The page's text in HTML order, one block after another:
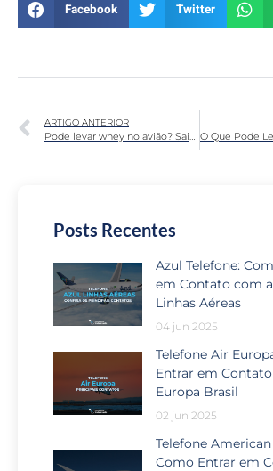
Facebook Twitter
ARTIGO ANTERIOR
Posts Recentes
Azul Telefone:
em Contato com
Linhas Aéreas
04 jun 2025
Telefone Air
Entrar em
Europa Brasil
02 jun 2025
Telefone
Como Entrar em